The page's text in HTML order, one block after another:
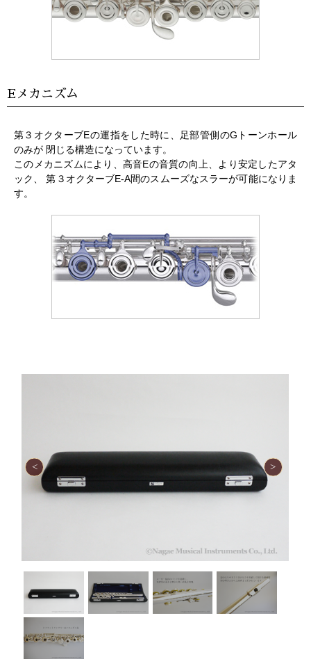
Eメカニズム
第３オクターブEの運指をした時に、足部管側のGトーンホール
のみが 閉じる構造になっています。
このメカニズムにより、高音Eの音質の向上、より安定したアタ
ック、 第３オクターブE-A間のスムーズなスラーが可能になりま
す。